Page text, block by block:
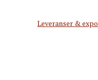
Leveranser &